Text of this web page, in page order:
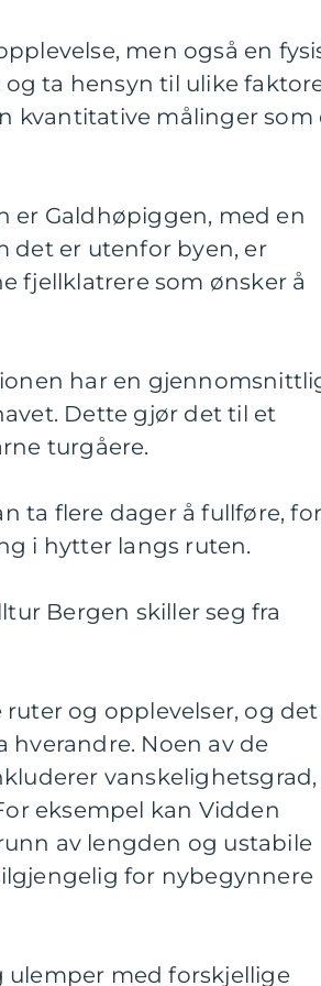
men også en
ta hensyn til ulike
kvantitative målinger som
er Galdhøpiggen, med en
det er utenfor byen, er
fjellklatrere som ønsker å
har en
Dette gjør det til et
turgåere.
ta flere dager å fullføre, for
i hytter langs ruten.
Bergen skiller seg fra
og opplevelser, og det
hverandre. Noen av de
vanskelighetsgrad,
eksempel kan Vidden
av lengden og ustabile
for nybegynnere
ulemper med forskjellige